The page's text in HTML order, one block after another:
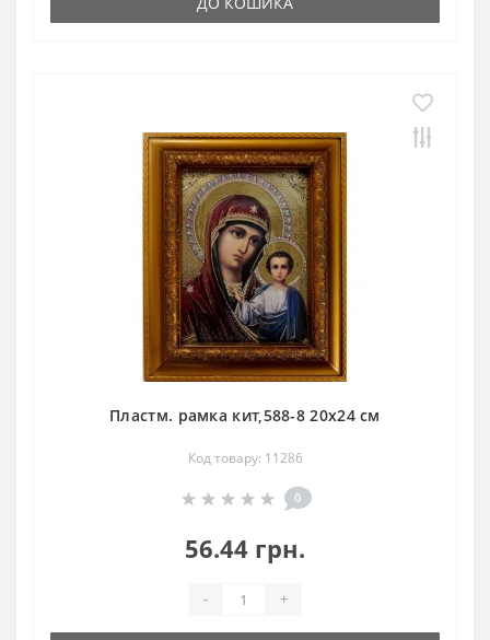
Пластм. рамка кит,588-8 20х24 см
Код товару: 11286
0
56.44 грн.
- +